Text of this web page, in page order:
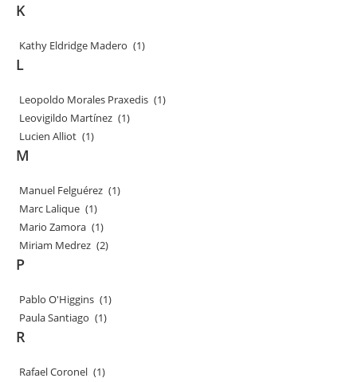
K
Kathy Eldridge Madero (1)
L
Leopoldo Morales Praxedis (1)
Leovigildo Martínez (1)
Lucien Alliot (1)
M
Manuel Felguérez (1)
Marc Lalique (1)
Mario Zamora (1)
Miriam Medrez (2)
P
Pablo O'Higgins (1)
Paula Santiago (1)
R
Rafael Coronel (1)